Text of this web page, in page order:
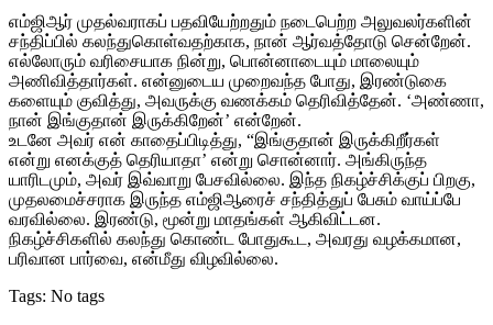
எம்ஜிஆர் முதல்வராகப் பதவியேற்றதும் நடைபெற்ற அலுவலர்களின்
சந்திப்பில் கலந்துகொள்வதற்காக, நான் ஆர்வத்தோடு சென்றேன்.
எல்லோரும் வரிசையாக நின்று, பொன்னாடையும் மாலையும்
அணிவித்தார்கள். என்னுடைய முறைவந்த போது, இரண்டுகை
களையும் குவித்து, அவருக்கு வணக்கம் தெரிவித்தேன். ‘அண்ணா,
நான் இங்குதான் இருக்கிறேன்’ என்றேன்.
உடனே அவர் என் காதைப்பிடித்து, “இங்குதான் இருக்கிறீர்கள்
என்று எனக்குத் தெரியாதா’ என்று சொன்னார். அங்கிருந்த
யாரிடமும், அவர் இவ்வாறு பேசவில்லை. இந்த நிகழ்ச்சிக்குப் பிறகு,
முதலமைச்சராக இருந்த எம்ஜிஆரைச் சந்தித்துப் பேசும் வாய்ப்பே
வரவில்லை. இரண்டு, மூன்று மாதங்கள் ஆகிவிட்டன.
நிகழ்ச்சிகளில் கலந்து கொண்ட போதுகூட, அவரது வழக்கமான,
பரிவான பார்வை, என்மீது விழவில்லை.
Tags: No tags